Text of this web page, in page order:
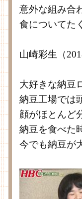
意外な組み合
食についてた
山崎彩生（
大好きな納豆
納豆工場では
顔がほとんど
納豆を食べた
今でも納豆が